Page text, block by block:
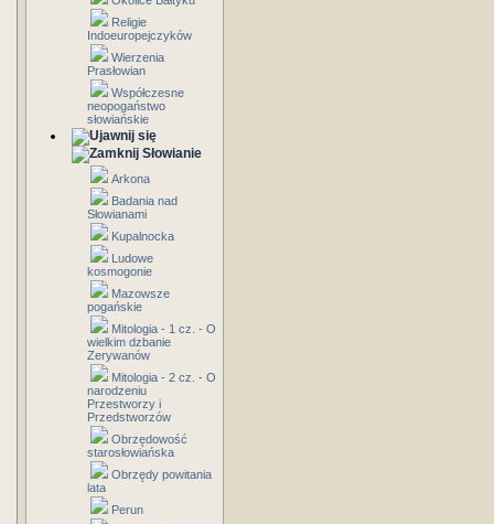
Religie
Indoeuropejczyków
Wierzenia
Prasłowian
Współczesne
neopogaństwo
słowiańskie
Słowianie
Arkona
Badania nad
Słowianami
Kupalnocka
Ludowe
kosmogonie
Mazowsze
pogańskie
Mitologia - 1 cz. - O
wielkim dzbanie
Zerywanów
Mitologia - 2 cz. - O
narodzeniu
Przestworzy i
Przedstworzów
Obrzędowość
starosłowiańska
Obrzędy powitania
lata
Perun